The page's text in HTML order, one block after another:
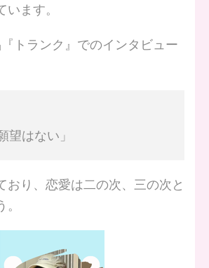
ます。
トランク』でのインタビュー
望はない」
おり、恋愛は二の次、三の次と